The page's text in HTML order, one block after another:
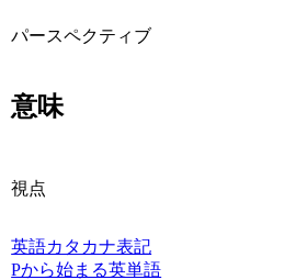
パースペクティブ
意味
視点
英語カタカナ表記
Pから始まる英単語